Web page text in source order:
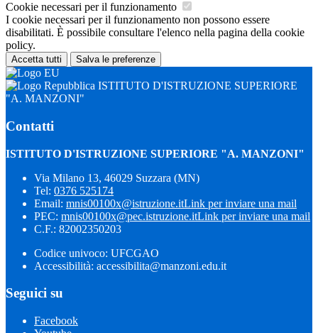
Cookie necessari per il funzionamento
I cookie necessari per il funzionamento non possono essere
disabilitati. È possibile consultare l'elenco nella pagina della cookie
policy.
Accetta tutti Salva le preferenze
ISTITUTO D'ISTRUZIONE SUPERIORE
"A. MANZONI"
Contatti
ISTITUTO D'ISTRUZIONE SUPERIORE "A. MANZONI"
Via Milano 13, 46029 Suzzara (MN)
Tel: 0376 525174
Email: mnis00100x@istruzione.itLink per inviare una mail
PEC: mnis00100x@pec.istruzione.itLink per inviare una mail
C.F.: 82002350203
Codice univoco: UFCGAO
Accessibilità: accessibilita@manzoni.edu.it
Seguici su
Facebook